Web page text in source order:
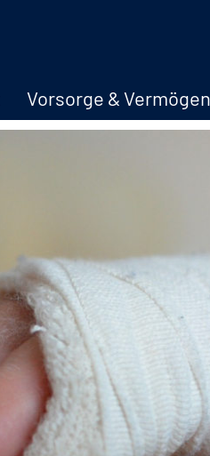
Vorsorge & Vermögen